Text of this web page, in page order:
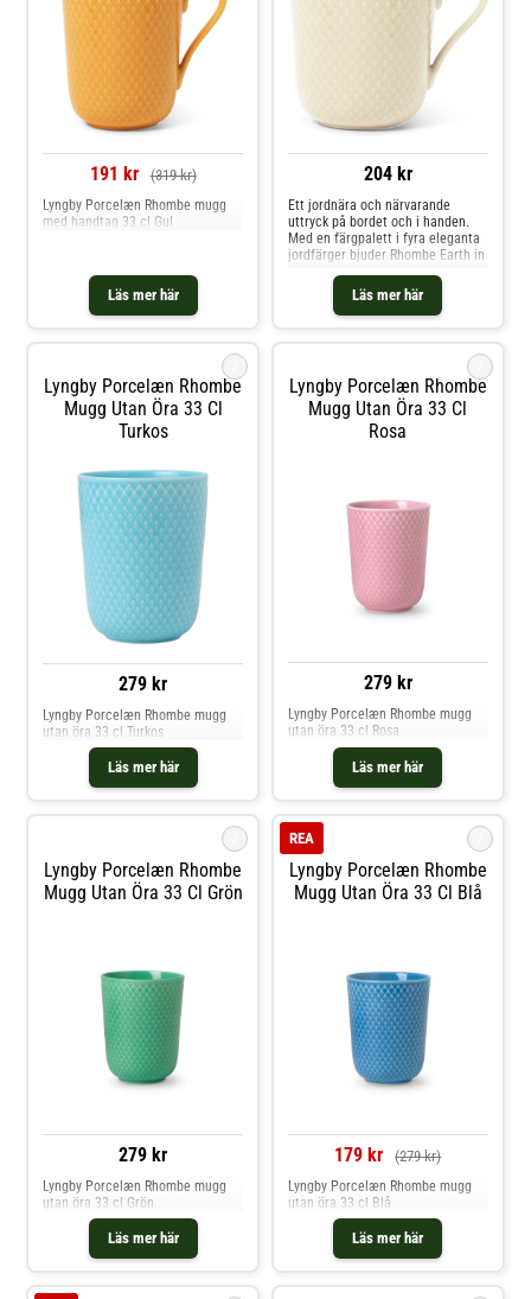
191 kr (319 kr)
Läs mer här
Lyngby Porcelæn Rhombe mugg
med handtag 33 cl Gul
204 kr
Läs mer här
Ett jordnära och närvarande
uttryck på bordet och i handen.
Med en färgpalett i fyra eleganta
jordfärger bjuder Rhombe Earth in
oss att sakta ner, vara närvarande
vid måltiden, dem vi äter med och
lägga märke till skönheten i
servisen vi äter och dricker ur.
Lyngby Porcelæn Rhombe
Mugg Utan Öra 33 Cl
Turkos
279 kr
Läs mer här
Lyngby Porcelæn Rhombe mugg
utan öra 33 cl Turkos
Lyngby Porcelæn Rhombe
Mugg Utan Öra 33 Cl
Rosa
279 kr
Läs mer här
Lyngby Porcelæn Rhombe mugg
utan öra 33 cl Rosa
Lyngby Porcelæn Rhombe
Mugg Utan Öra 33 Cl Grön
279 kr
Läs mer här
Lyngby Porcelæn Rhombe mugg
utan öra 33 cl Grön
Lyngby Porcelæn Rhombe
Mugg Utan Öra 33 Cl Blå
REA
179 kr (279 kr)
Läs mer här
Lyngby Porcelæn Rhombe mugg
utan öra 33 cl Blå